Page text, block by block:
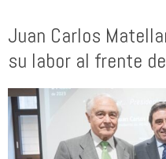
Juan Carlos
su labor al frente de